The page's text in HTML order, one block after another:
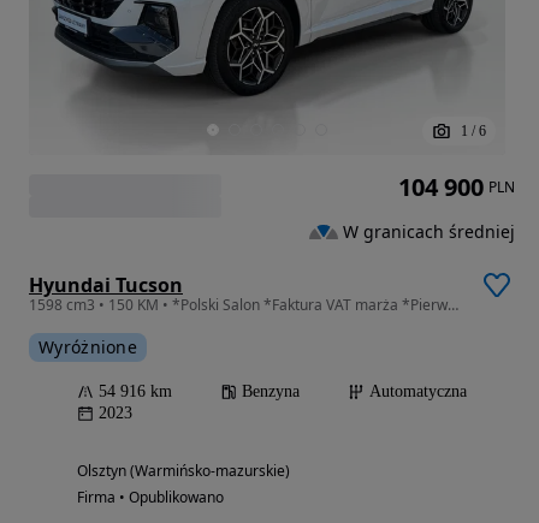
1 / 6
Hyundai Tucson
1598 cm3 • 150 KM • *Polski Salon *Faktura VAT marża *Pierwszy właściciel
Wyróżnione
54 916 km Benzyna
Automatyczna
2023
Olsztyn (Warmińsko-mazurskie)
Firma • Opublikowano
104 900 PLN
W granicach średniej